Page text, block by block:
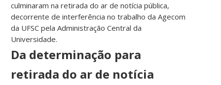
culminaram na retirada do ar de notícia pública,
decorrente de interferência no trabalho da Agecom
da UFSC pela Administração Central da
Universidade.
Da determinação para
retirada do ar de notícia